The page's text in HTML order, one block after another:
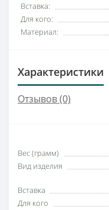
Вставка:
Для кого:
Материал:
Характеристики
Отзывов (0)
Вес (грамм)
Вид изделия
Вставка
Для кого